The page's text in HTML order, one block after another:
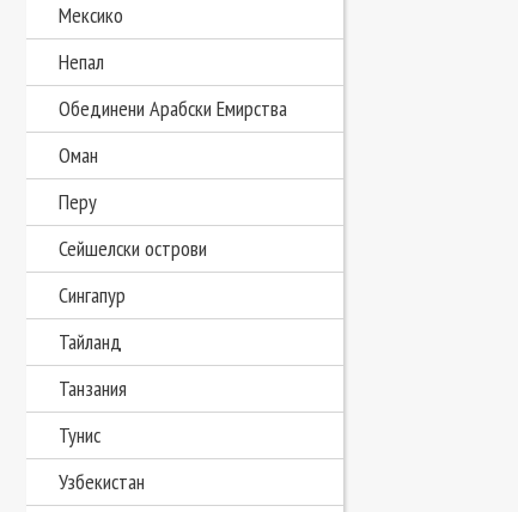
Мексико
Непал
Обединени Арабски Емирства
Оман
Перу
Сейшелски острови
Сингапур
Тайланд
Танзания
Тунис
Узбекистан